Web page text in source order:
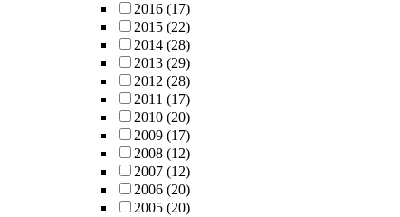
2016 (17)
2015 (22)
2014 (28)
2013 (29)
2012 (28)
2011 (17)
2010 (20)
2009 (17)
2008 (12)
2007 (12)
2006 (20)
2005 (20)